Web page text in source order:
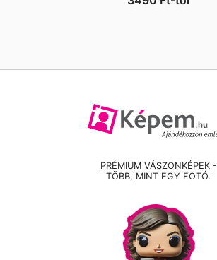
PRÉMIUM VÁSZONKÉPEK -
TÖBB, MINT EGY FOTÓ.